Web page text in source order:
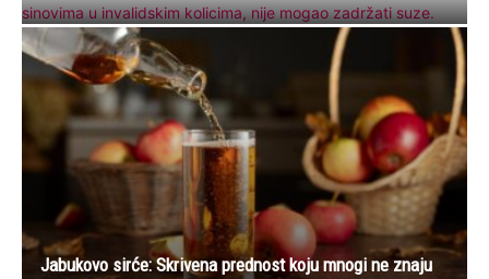
Jabukovo sirće: Skrivena prednost koju mnogi ne znaju